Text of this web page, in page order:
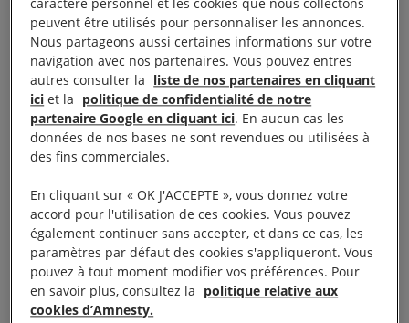
libération de cette
avocate
emprisonnée en
Tunisie
Sonia Dahmani est une
avocate qui a dédié sa vie
à la défense des droits
humains en Tunisie.
Actuellement emprisonnée,
peuvent être utilisés pour personnaliser les annonces.
Nous partageons aussi certaines informations sur votre
navigation avec nos partenaires. Vous pouvez entres
autres consulter la liste de nos partenaires en cliquant
ici et la politique de confidentialité de notre
partenaire Google en cliquant ici. En aucun cas les
données de nos bases ne sont revendues ou utilisées à
des fins commerciales.
En cliquant sur « OK J'ACCEPTE », vous donnez votre
accord pour l'utilisation de ces cookies. Vous pouvez
également continuer sans accepter, et dans ce cas, les
paramètres par défaut des cookies s'appliqueront. Vous
pouvez à tout moment modifier vos préférences. Pour
en savoir plus, consultez la politique relative aux
cookies d’Amnesty.